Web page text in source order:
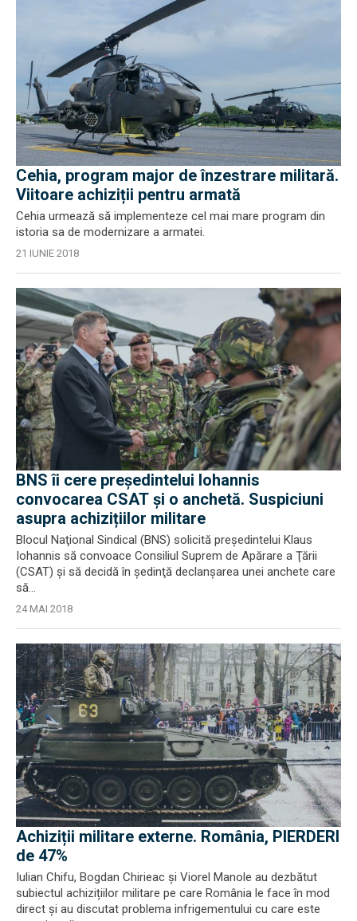
Cehia, program major de înzestrare militară.
Viitoare achiziții pentru armată
Cehia urmează să implementeze cel mai mare program din
istoria sa de modernizare a armatei.
21 IUNIE 2018
BNS îi cere președintelui Iohannis
convocarea CSAT și o anchetă. Suspiciuni
asupra achizițiilor militare
Blocul Naţional Sindical (BNS) solicită preşedintelui Klaus
Iohannis să convoace Consiliul Suprem de Apărare a Ţării
(CSAT) şi să decidă în şedinţă declanşarea unei anchete care
să...
24 MAI 2018
Achiziții militare externe. România, PIERDERI
de 47%
Iulian Chifu, Bogdan Chirieac și Viorel Manole au dezbătut
subiectul achizițiilor militare pe care România le face în mod
direct și au discutat problema infrigementului cu care este